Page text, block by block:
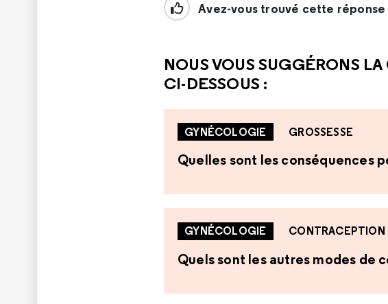
Avez-vous trouvé cette
NOUS VOUS SUGGÉRONS
CI-DESSOUS :
GYNÉCOLOGIE GROSSESSE
Quelles sont les conséquences
GYNÉCOLOGIE CONTRACEPTION
Quels sont les autres modes de